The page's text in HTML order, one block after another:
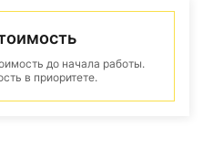
до начала работы.
в приоритете.